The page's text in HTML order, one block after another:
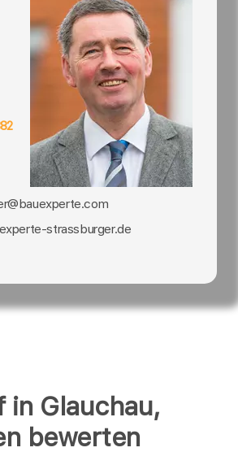
in Glauchau,
bewerten
strassburger.de